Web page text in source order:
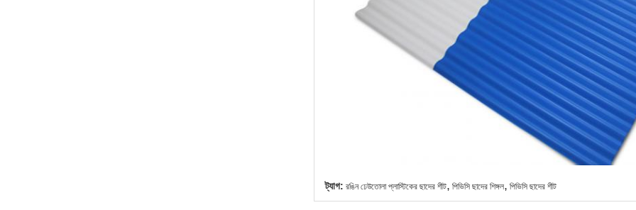
ট্যাগ: রঙিন ঢেউতোলা প্লাস্টিকের ছাদের শীট, পিভিসি ছাদের শিঙ্গল, পিভিসি ছাদের শীট